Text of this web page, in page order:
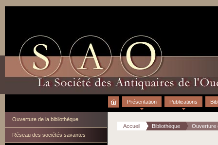
Présentation Publications
Ouverture de la bibliothèque
Réseau des sociétés savantes
Accueil Bibliothèque Ouverture